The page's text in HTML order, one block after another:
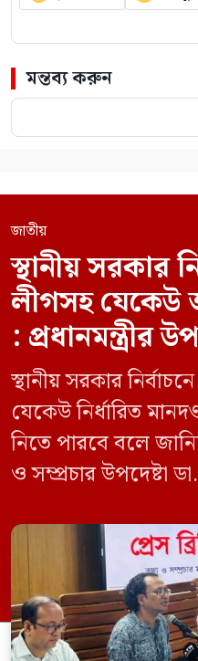
মন্তব্য করুন
জাতীয়
স্থানীয় সরকার
লীগসহ যেকেউ
: প্রধানমন্ত্রীর
স্থানীয় সরকার
যেকেউ নির্ধারিত
নিতে পারবে বলে
ও সম্প্রচার উপদেষ্টা
সম্মেলন কক্ষে এক
এক প্রশ্নের জবাবে